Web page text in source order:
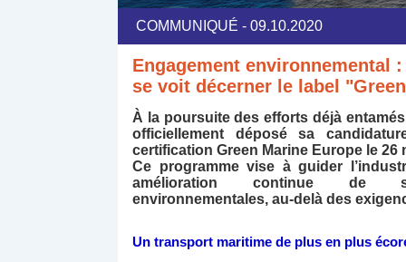
COMMUNIQUÉ - 09.10.2020
Engagement environnemental
se voit décerner le label
À la poursuite des efforts déjà
officiellement déposé sa
certification Green Marine Europe le 26
Ce programme vise à guider
amélioration continue de
environnementales, au-delà des
Un transport maritime de plus en plus